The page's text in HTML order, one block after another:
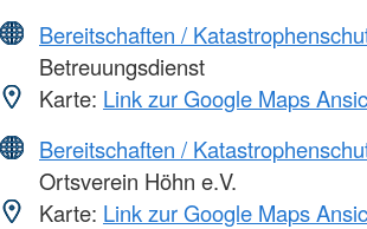
Bereitschaften /
Betreuungsdienst
Karte: Link zur Google Maps
Bereitschaften /
Ortsverein Höhn e.V.
Karte: Link zur Google Maps